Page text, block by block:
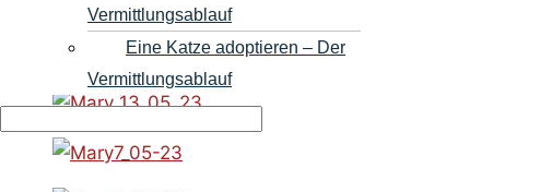
Vermittlungsablauf
Eine Katze adoptieren – Der
Vermittlungsablauf